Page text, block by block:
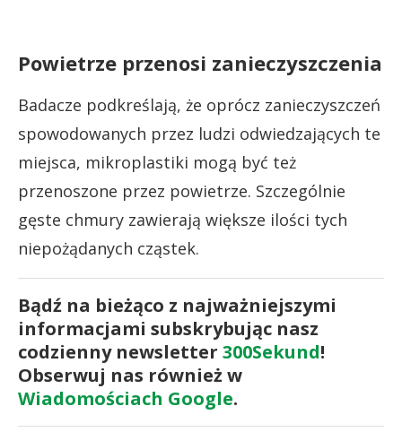
Powietrze przenosi zanieczyszczenia
Badacze podkreślają, że oprócz zanieczyszczeń
spowodowanych przez ludzi odwiedzających te
miejsca, mikroplastiki mogą być też
przenoszone przez powietrze. Szczególnie
gęste chmury zawierają większe ilości tych
niepożądanych cząstek.
Bądź na bieżąco z najważniejszymi
informacjami subskrybując nasz
codzienny newsletter 300Sekund!
Obserwuj nas również w
Wiadomościach Google.